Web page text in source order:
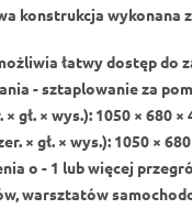
konstrukcja wykonana
łatwy dostęp do
- sztaplowanie za
gł. × wys.): 1050 × 680 ×
× gł. × wys.): 1050 ×
o - 1 lub więcej
warsztatów